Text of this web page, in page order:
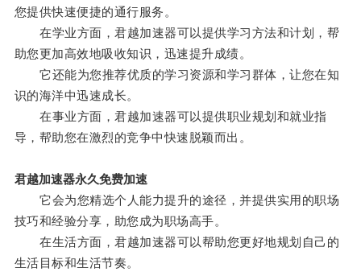
您提供快速便捷的通行服务。
在学业方面，君越加速器可以提供学习方法和计划，帮
助您更加高效地吸收知识，迅速提升成绩。
它还能为您推荐优质的学习资源和学习群体，让您在知
识的海洋中迅速成长。
在事业方面，君越加速器可以提供职业规划和就业指
导，帮助您在激烈的竞争中快速脱颖而出。
君越加速器永久免费加速
它会为您精选个人能力提升的途径，并提供实用的职场
技巧和经验分享，助您成为职场高手。
在生活方面，君越加速器可以帮助您更好地规划自己的
生活目标和生活节奏。